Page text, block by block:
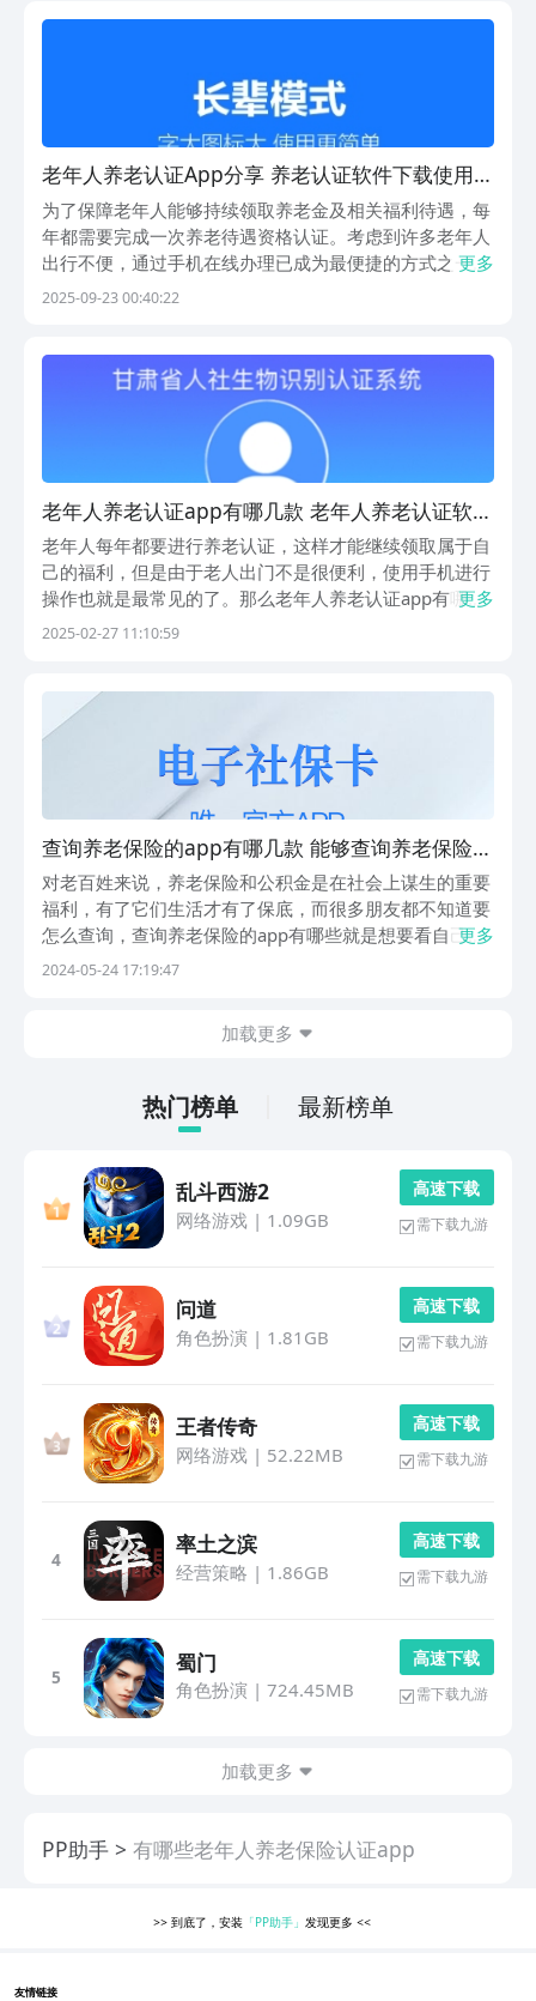
老年人养老认证App分享 养老认证软件下载使用指
南
为了保障老年人能够持续领取养老金及相关福利待遇，每
年都需要完成一次养老待遇资格认证。考虑到许多老年人
出行不便，通过手机在线办理已成为最便捷的方式之一。
那么，有哪些适合老年人使用的养老认证应用程序呢？本
更多
2025-09-23 00:40:22
老年人养老认证app有哪几款 老年人养老认证软件
下载分享
老年人每年都要进行养老认证，这样才能继续领取属于自
己的福利，但是由于老人出门不是很便利，使用手机进行
操作也就是最常见的了。那么老年人养老认证app有哪些
呢？为了让大家都能更好的完成养老认证，今天小编就将
更多
2025-02-27 11:10:59
查询养老保险的app有哪几款 能够查询养老保险的
安卓APP合辑
对老百姓来说，养老保险和公积金是在社会上谋生的重要
福利，有了它们生活才有了保底，而很多朋友都不知道要
怎么查询，查询养老保险的app有哪些就是想要看自己养
老保险情况的朋友们想知道的，下面小编就给大家推荐几
更多
2024-05-24 17:19:47
加载更多
热门榜单 最新榜单
乱斗西游2
网络游戏| 1.09GB
高 速 下 载
需下载九游
问道
角色扮演 | 1.81GB
高 速 下 载
需下载九游
王者传奇
网络游戏| 52.22MB
高 速 下 载
需下载九游
4
率土之滨
经营策略 | 1.86GB
高 速 下 载
需下载九游
5
蜀门
角色扮演 | 724.45MB
高 速 下 载
需下载九游
加载更多
PP助手 有哪些老年人养老保险认证app
>> 到底了，安装 「PP助手」发现更多<<
友情链接